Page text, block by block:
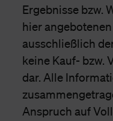
Ergebnisse bzw.
hier
ausschließlich
keine Kauf- bzw.
dar. Alle
Anspruch auf